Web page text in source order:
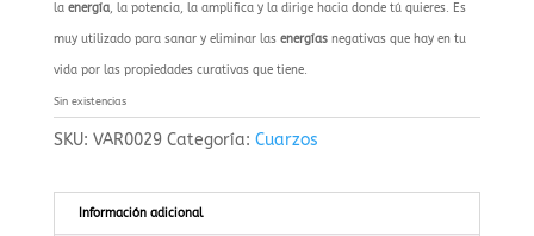
la energía, la potencia, la amplifica y la dirige hacia donde tú quieres. Es
muy utilizado para sanar y eliminar las energíasnegativas que hay en tu
vida por las propiedades curativas que tiene.
Sin existencias
SKU: VAR0029 Categoría: Cuarzos
Información adicional